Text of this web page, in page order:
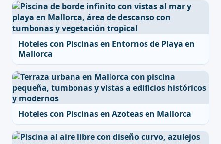
Hoteles con Piscinas en Entornos de Playa en
Mallorca
Hoteles con Piscinas en Azoteas en Mallorca